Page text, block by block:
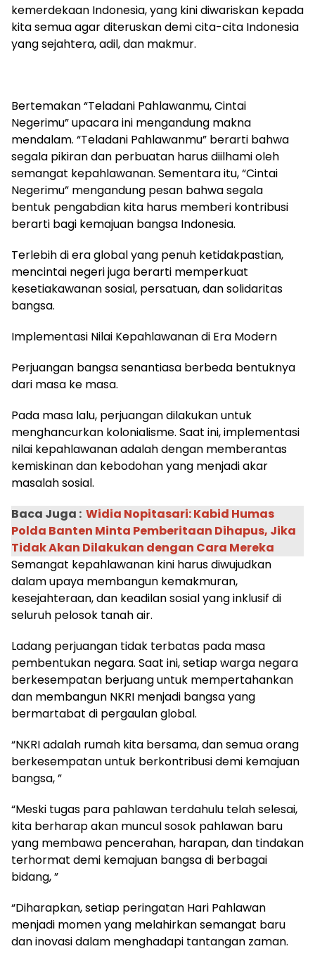
kemerdekaan Indonesia, yang kini diwariskan kepada
kita semua agar diteruskan demi cita-cita Indonesia
yang sejahtera, adil, dan makmur.
Bertemakan “Teladani Pahlawanmu, Cintai
Negerimu” upacara ini mengandung makna
mendalam. “Teladani Pahlawanmu” berarti bahwa
segala pikiran dan perbuatan harus diilhami oleh
semangat kepahlawanan. Sementara itu, “Cintai
Negerimu” mengandung pesan bahwa segala
bentuk pengabdian kita harus memberi kontribusi
berarti bagi kemajuan bangsa Indonesia.
Terlebih di era global yang penuh ketidakpastian,
mencintai negeri juga berarti memperkuat
kesetiakawanan sosial, persatuan, dan solidaritas
bangsa.
Implementasi Nilai Kepahlawanan di Era Modern
Perjuangan bangsa senantiasa berbeda bentuknya
dari masa ke masa.
Pada masa lalu, perjuangan dilakukan untuk
menghancurkan kolonialisme. Saat ini, implementasi
nilai kepahlawanan adalah dengan memberantas
kemiskinan dan kebodohan yang menjadi akar
masalah sosial.
Baca Juga : Widia Nopitasari: Kabid Humas
Polda Banten Minta Pemberitaan Dihapus, Jika
Tidak Akan Dilakukan dengan Cara Mereka
Semangat kepahlawanan kini harus diwujudkan
dalam upaya membangun kemakmuran,
kesejahteraan, dan keadilan sosial yang inklusif di
seluruh pelosok tanah air.
Ladang perjuangan tidak terbatas pada masa
pembentukan negara. Saat ini, setiap warga negara
berkesempatan berjuang untuk mempertahankan
dan membangun NKRI menjadi bangsa yang
bermartabat di pergaulan global.
“NKRI adalah rumah kita bersama, dan semua orang
berkesempatan untuk berkontribusi demi kemajuan
bangsa, ”
“Meski tugas para pahlawan terdahulu telah selesai,
kita berharap akan muncul sosok pahlawan baru
yang membawa pencerahan, harapan, dan tindakan
terhormat demi kemajuan bangsa di berbagai
bidang, ”
“Diharapkan, setiap peringatan Hari Pahlawan
menjadi momen yang melahirkan semangat baru
dan inovasi dalam menghadapi tantangan zaman.